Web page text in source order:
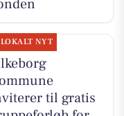
LOKALT NYT
til gratis